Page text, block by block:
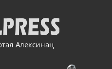
Алексинац